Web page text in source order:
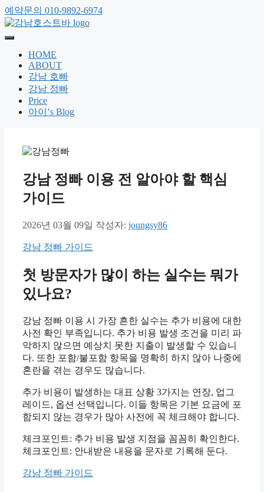
예약문의 010-9892-6974
HOME
ABOUT
강남 호빠
강남 정빠
Price
아이’s Blog
강남 정빠 이용 전 알아야 할 핵심
가이드
2026년 03월 09일 작성자: joungsy86
강남 정빠 가이드
첫 방문자가 많이 하는 실수는 뭐가
있나요?
강남 정빠 이용 시 가장 흔한 실수는 추가 비용에 대한
사전 확인 부족입니다. 추가 비용 발생 조건을 미리 파
악하지 않으면 예상치 못한 지출이 발생할 수 있습니
다. 또한 포함/불포함 항목을 명확히 하지 않아 나중에
혼란을 겪는 경우도 많습니다.
추가 비용이 발생하는 대표 상황 3가지는 연장, 업그
레이드, 옵션 선택입니다. 이들 항목은 기본 요금에 포
함되지 않는 경우가 많아 사전에 꼭 체크해야 합니다.
체크포인트: 추가 비용 발생 지점을 꼼꼼히 확인한다.
체크포인트: 안내받은 내용을 문자로 기록해 둔다.
강남 정빠 가이드